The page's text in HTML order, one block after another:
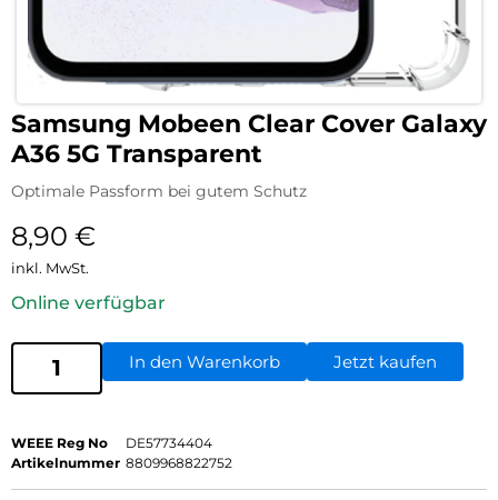
Samsung Mobeen Clear Cover Galaxy
A36 5G Transparent
Optimale Passform bei gutem Schutz
8,90 €
inkl. MwSt.
Online verfügbar
In den Warenkorb Jetzt kaufen
WEEE Reg No
DE57734404
Artikelnummer 8809968822752